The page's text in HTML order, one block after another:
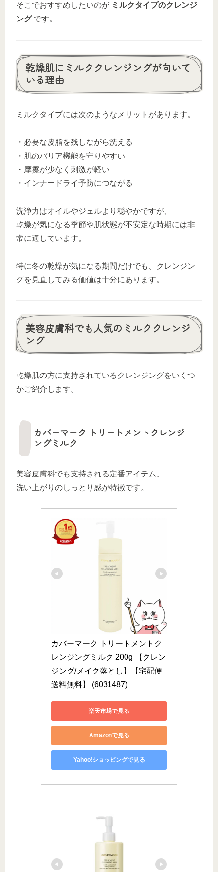
そこでおすすめしたいのが ミルクタイプのクレンジ
ングです。
乾燥肌にミルククレンジングが向いて
いる理由
ミルクタイプには次のようなメリットがあります。
・必要な皮脂を残しながら洗える
・肌のバリア機能を守りやすい
・摩擦が少なく刺激が軽い
・インナードライ予防につながる
洗浄力はオイルやジェルより穏やかですが、
乾燥が気になる季節や肌状態が不安定な時期には非
常に適しています。
特に冬の乾燥が気になる期間だけでも、クレンジン
グを見直してみる価値は十分にあります。
美容皮膚科でも人気のミルククレンジ
ング
乾燥肌の方に支持されているクレンジングをいくつ
かご紹介します。
カバーマーク トリートメントクレンジ
ングミルク
美容皮膚科でも支持される定番アイテム。
洗い上がりのしっとり感が特徴です。
カバーマーク トリートメントク
レンジングミルク 200g 【クレン
ジング/メイク落とし】【宅配便
送料無料】 (6031487)
楽天市場で見る
Amazonで見る
Yahoo!ショッピングで見る